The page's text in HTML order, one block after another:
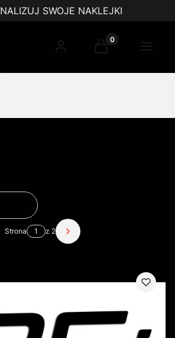
SWOJE NAKLEJKI
Zaloguj sięProdukty w
Koszyk Menu
Strona z 2 Następne produkty